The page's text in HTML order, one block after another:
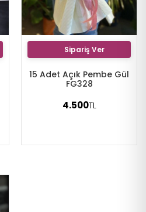
Sipariş Ver
15 Adet Açık Pembe Gül
FG328
4.500TL